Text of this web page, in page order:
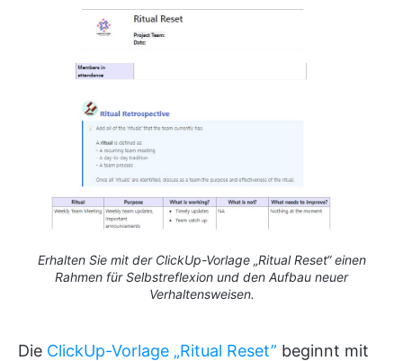
Erhalten Sie mit der ClickUp-Vorlage „Ritual Reset“ einen
Rahmen für Selbstreflexion und den Aufbau neuer
Verhaltensweisen.
Die ClickUp-Vorlage „Ritual Reset” beginnt mit